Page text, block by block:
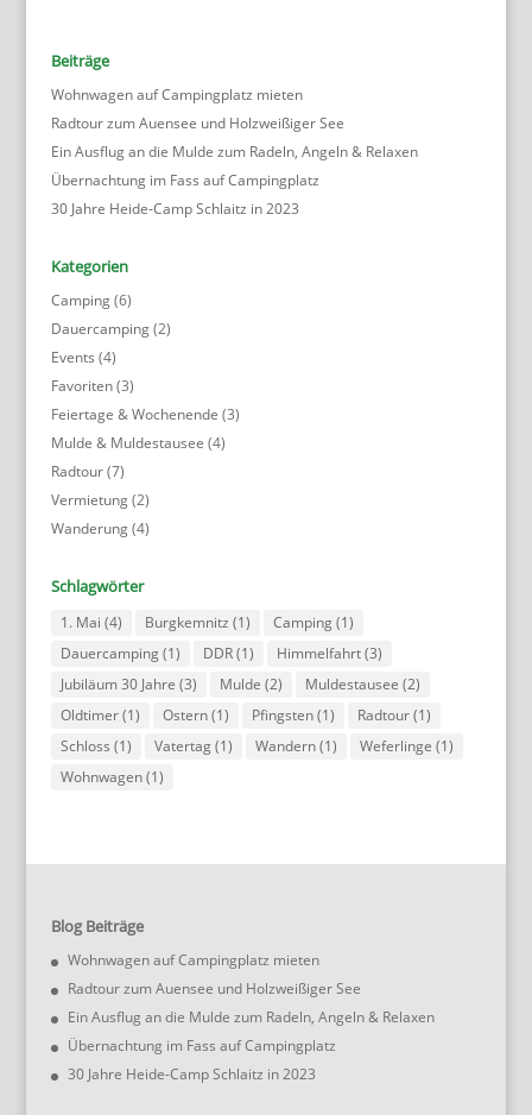
Beiträge
Wohnwagen auf Campingplatz mieten
Radtour zum Auensee und Holzweißiger See
Ein Ausflug an die Mulde zum Radeln, Angeln & Relaxen
Übernachtung im Fass auf Campingplatz
30 Jahre Heide-Camp Schlaitz in 2023
Kategorien
Camping(6)
Dauercamping(2)
Events (4)
Favoriten(3)
Feiertage & Wochenende (3)
Mulde & Muldestausee (4)
Radtour(7)
Vermietung(2)
Wanderung(4)
Schlagwörter
1. Mai (4) Burgkemnitz (1) Camping(1)
Dauercamping(1) DDR(1) Himmelfahrt(3)
Jubiläum 30 Jahre (3) Mulde (2) Muldestausee (2)
Oldtimer(1) Ostern(1) Pfingsten(1) Radtour(1)
Schloss (1) Vatertag(1) Wandern(1) Weferlinge (1)
Wohnwagen(1)
Blog Beiträge
Wohnwagen auf Campingplatz mieten
Radtour zum Auensee und Holzweißiger See
Ein Ausflug an die Mulde zum Radeln, Angeln & Relaxen
Übernachtung im Fass auf Campingplatz
30 Jahre Heide-Camp Schlaitz in 2023